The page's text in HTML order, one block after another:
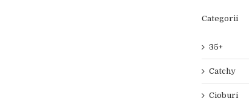
Categorii
35+
Catchy
Cioburi